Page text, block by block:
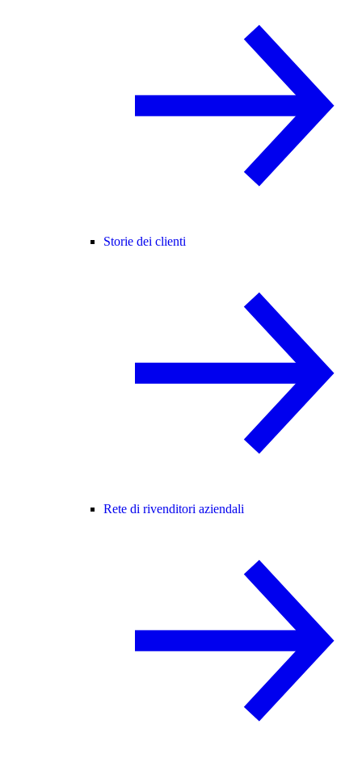
Storie dei clienti
Rete di rivenditori aziendali